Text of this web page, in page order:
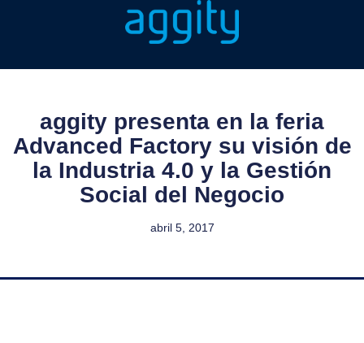
aggity presenta en la feria
Advanced Factory su visión de
la Industria 4.0 y la Gestión
Social del Negocio
abril 5, 2017